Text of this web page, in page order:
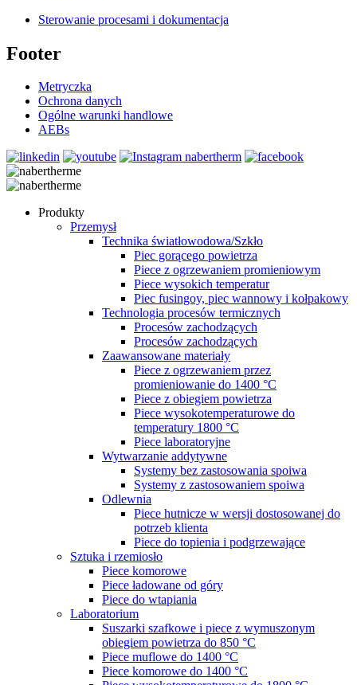
Sterowanie procesami i dokumentacja
Footer
Metryczka
Ochrona danych
Ogólne warunki handlowe
AEBs
Produkty
Przemysł
Technika światłowodowa/Szkło
Piec gorącego powietrza
Piece z ogrzewaniem promieniowym
Piece wysokich temperatur
Piec fusingoy, piec wannowy i kołpakowy
Technologia procesów termicznych
Procesów zachodzących
Procesów zachodzących
Zaawansowane materiały
Piece z ogrzewaniem przez
promieniowanie do 1400 °C
Piece z obiegiem powietrza
Piece wysokotemperaturowe do
temperatury 1800 °C
Piece laboratoryjne
Wytwarzanie addytywne
Systemy bez zastosowania spoiwa
Systemy z zastosowaniem spoiwa
Odlewnia
Piece hutnicze w wersji dostosowanej do
potrzeb klienta
Piece do topienia i podgrzewające
Sztuka i rzemiosło
Piece komorowe
Piece ładowane od góry
Piece do wtapiania
Laboratorium
Suszarki szafkowe i piece z wymuszonym
obiegiem powietrza do 850 °C
Piece muflowe do 1400 °C
Piece komorowe do 1400 °C